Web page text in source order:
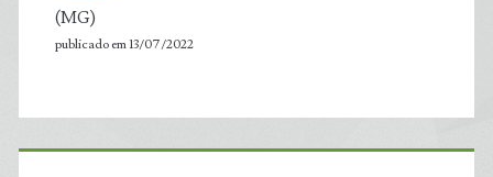
(MG)
publicado em 13/07/2022